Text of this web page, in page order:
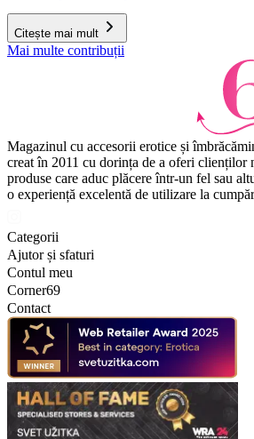
Citește mai mult
Mai multe contribuții
Magazinul cu accesorii erotice și
creat în 2011 cu dorința de a oferi clienților
produse care aduc plăcere într-un fel sau
o experiență excelentă de utilizare la
Categorii
Ajutor și sfaturi
Contul meu
Corner69
Contact